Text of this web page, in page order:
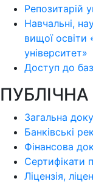
Репозитарій
Навчальні,
вищої
університет»
Доступ до
Загальна
Банківські
Фінансова
Сертифікати
Ліцензія,